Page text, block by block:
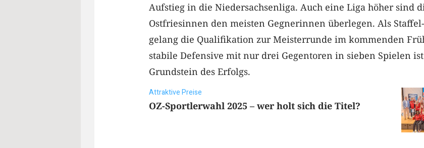
Aufstieg in die Niedersachsenliga. Auch eine Liga höher sind
Ostfriesinnen den meisten Gegnerinnen überlegen. Als
gelang die Qualifikation zur Meisterrunde im kommenden
stabile Defensive mit nur drei Gegentoren in sieben Spielen
Grundstein des Erfolgs.
Attraktive Preise
OZ-Sportlerwahl 2025 – wer holt sich die Titel?